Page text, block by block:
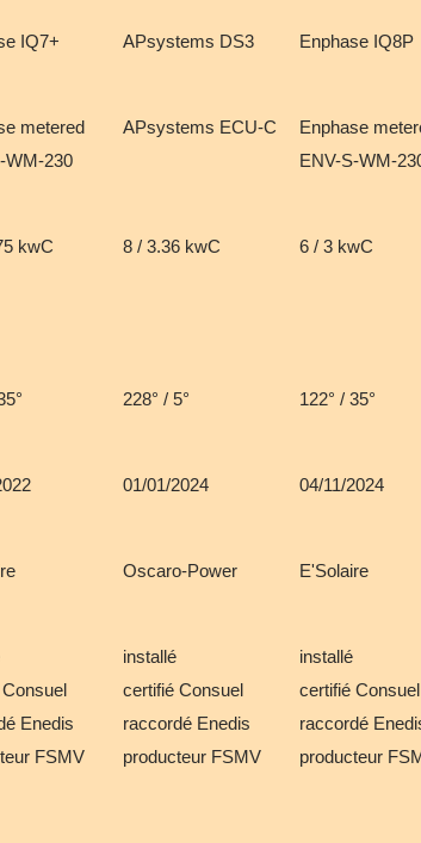
IQ7+ APsystems DS3 Enphase IQ8P
metered
WM-230
APsystems ECU-C
Enphase
ENV-S-WM-
kwC 8 / 3.36 kwC 6 / 3 kwC
228° / 5° 122° / 35°
01/01/2024 04/11/2024
Oscaro-Power E'Solaire
Enedis
FSMV
installé
certifié Consuel
raccordé Enedis
producteur FSMV
installé
certifié Consuel
raccordé
producteur